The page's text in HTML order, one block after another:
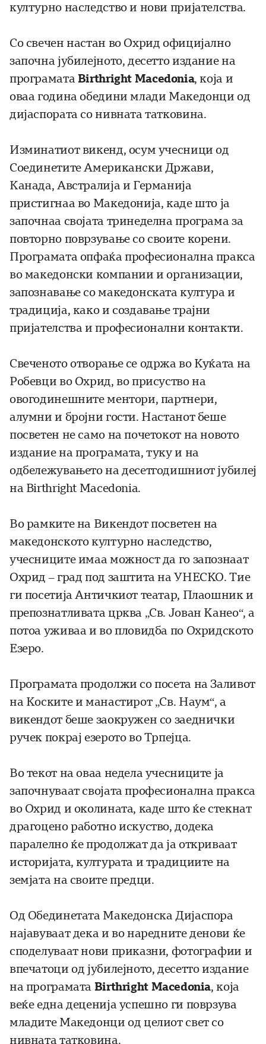
културно наследство и нови пријателства.
Со свечен настан во Охрид официјално
започна јубилејното, десетто издание на
програматаBirthright Macedonia, која и
оваа година обедини млади Македонци од
дијаспората со нивната татковина.
Изминатиот викенд, осум учесници од
Соединетите Американски Држави,
Канада, Австралија и Германија
пристигнаа во Македонија, каде што ја
започнаа својата тринеделна програма за
повторно поврзување со своите корени.
Програмата опфаќа професионална пракса
во македонски компании и организации,
запознавање со македонската култура и
традиција, како и создавање трајни
пријателства и професионални контакти.
Свеченото отворање се одржа во Куќата на
Робевци во Охрид, во присуство на
овогодинешните ментори, партнери,
алумни и бројни гости. Настанот беше
посветен не само на почетокот на новото
издание на програмата, туку и на
одбележувањето на десетгодишниот јубилеј
на Birthright Macedonia.
Во рамките на Викендот посветен на
македонското културно наследство,
учесниците имаа можност да го запознаат
Охрид – град под заштита на УНЕСКО. Тие
ги посетија Античкиот театар, Плаошник и
препознатливата црква „Св. Јован Канео“, а
потоа уживаа и во пловидба по Охридското
Езеро.
Програмата продолжи со посета на Заливот
на Коските и манастирот „Св. Наум“, а
викендот беше заокружен со заеднички
ручек покрај езерото во Трпејца.
Во текот на оваа недела учесниците ја
започнуваат својата професионална пракса
во Охрид и околината, каде што ќе стекнат
драгоцено работно искуство, додека
паралелно ќе продолжат да ја откриваат
историјата, културата и традициите на
земјата на своите предци.
Од Обединетата Македонска Дијаспора
најавуваат дека и во наредните денови ќе
споделуваат нови приказни, фотографии и
впечатоци од јубилејното, десетто издание
на програмата Birthright Macedonia, која
веќе една деценија успешно ги поврзува
младите Македонци од целиот свет со
нивната татковина.